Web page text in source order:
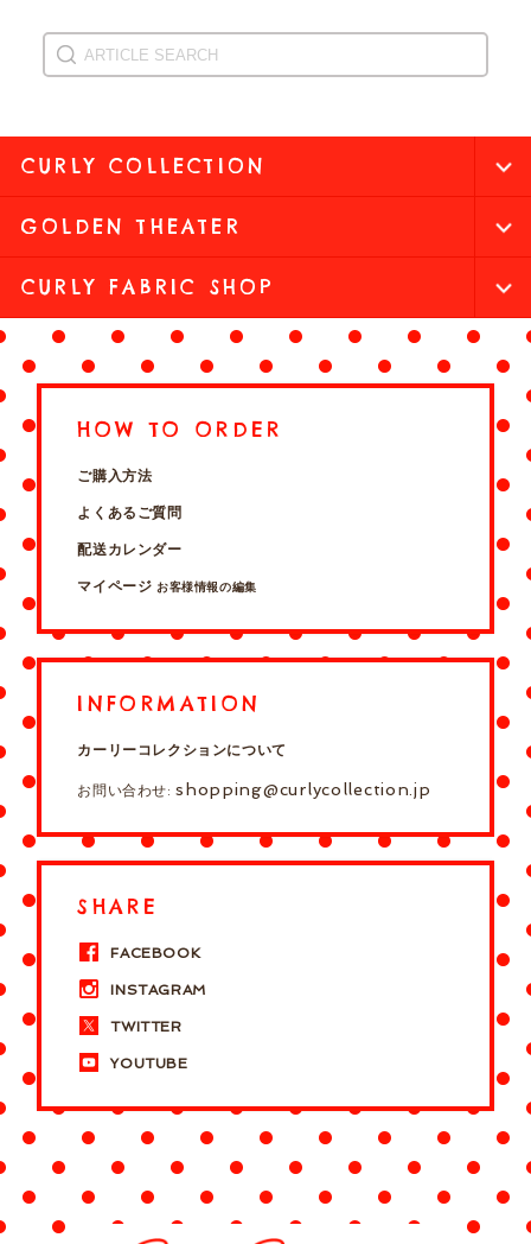
CURLY COLLECTION
GOLDEN THEATER
CURLY FABRIC SHOP
HOW TO ORDER
ご購入方法
よくあるご質問
配送カレンダー
マイページ お客様情報の編集
INFORMATION
カーリーコレクションについて
お問い合わせ:shopping@curlycollection.jp
SHARE
FACEBOOK
INSTAGRAM
TWITTER
YOUTUBE